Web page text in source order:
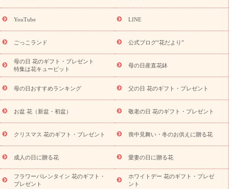
(トルコキキョウ)
9月の誕生花(リンドウ)
ら探す
お祝いの花特集 当日配達特急便 お祝い商品一覧
念日
結婚祝い 出産祝い 退院祝い・快気祝い
寿祝い
プチギフト ペットのお祝いフラワー
供え・お悔やみ商品一覧
お供え・お悔やみの花
四十九日法要以
お供え プリザーブドフラワー
ペットのお供えフラワー
お盆（新
盆・初盆）
その他 お祝い返し お見舞い
お取り寄せギフト
ビジネス用
ご自宅用 観葉植物 ミディ胡蝶蘭
プリザーブ
ドフラワー
スタイルから探す アレンジメント 花束
スタ
ンド花
お祝い お供え・お悔やみ 胡蝶蘭 胡蝶蘭・花鉢
ディ胡蝶蘭・お祝い
ミディ胡蝶蘭・お供え
世界初の青色胡蝶蘭
観葉植物
観葉植物 産直多肉植物
プリザーブドフラワー
YouTube LINE
ごっこランド 公式ブログ“花だより”
母の日 花のギフト・プレゼント
特集は花キューピット
母の日産直花鉢
母の日おすすめランキング 父の日 花のギフト・プレゼント
お盆 花（新盆・初盆） 敬老の日 花のギフト・プレゼント
クリスマス 花のギフト・プレゼント 喪中見舞い・冬のお供えに贈る花
成人の日に贈る花 愛妻の日に贈る花
フラワーバレンタイン 花のギフト・
プレゼント
ホワイトデー 花のギフト・プレゼ
ント